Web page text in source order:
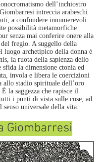
dell’inchiostro
intreccia arabeschi
a confondere innumerevoli
possibilità metamorfiche
senza mai conferire onere alla
del fregio. A suggello della
luogo archetipico della donna è
la ruota della sapienza dello
sfida la dimensione ctonia ed
invola e libera le coercizioni
allo stadio spirituale dell’oro
la saggezza che rapisce il
i punti di vista sulle cose, ad
senso universale della vita.
Giombarresi